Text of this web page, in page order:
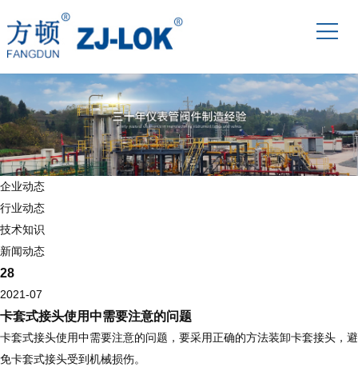
企业动态
行业动态
技术知识
新闻动态
28
2021-07
卡套式接头使用中需要注意的问题
卡套式接头使用中需要注意的问题，要采用正确的方法装卸卡套接头，避
免卡套式接头受到机械损伤。